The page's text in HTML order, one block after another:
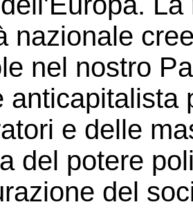
nazionale
nel nostro
anticapitalista
e delle
del potere
del